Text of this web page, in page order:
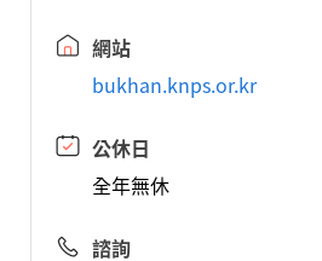
網站
bukhan.knps.or.kr
公休日
全年無休
諮詢